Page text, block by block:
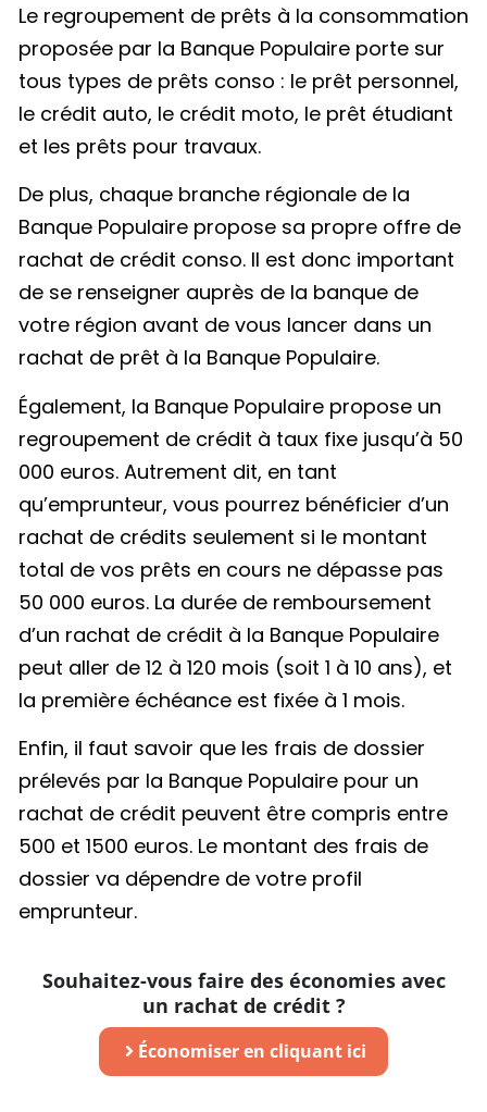
Le regroupement de prêts à la consommation
proposée par la Banque Populaire porte sur
tous types de prêts conso : le prêt personnel,
le crédit auto, le crédit moto, le prêt étudiant
et les prêts pour travaux.
De plus, chaque branche régionale de la
Banque Populaire propose sa propre offre de
rachat de crédit conso. Il est donc important
de se renseigner auprès de la banque de
votre région avant de vous lancer dans un
rachat de prêt à la Banque Populaire.
Également, la Banque Populaire propose un
regroupement de crédit à taux fixe jusqu’à 50
000 euros. Autrement dit, en tant
qu’emprunteur, vous pourrez bénéficier d’un
rachat de crédits seulement si le montant
total de vos prêts en cours ne dépasse pas
50 000 euros. La durée de remboursement
d’un rachat de crédit à la Banque Populaire
peut aller de 12 à 120 mois (soit 1 à 10 ans), et
la première échéance est fixée à 1 mois.
Enfin, il faut savoir que les frais de dossier
prélevés par la Banque Populaire pour un
rachat de crédit peuvent être compris entre
500 et 1500 euros. Le montant des frais de
dossier va dépendre de votre profil
emprunteur.
Souhaitez-vous faire des économies avec
un rachat de crédit ?
Économiser en cliquant ici